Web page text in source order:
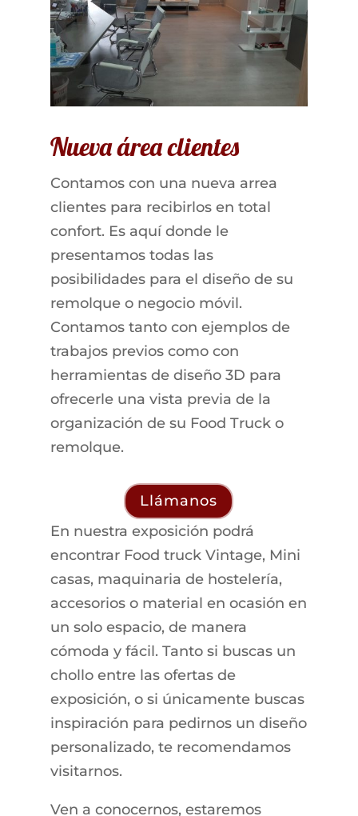
Nueva área clientes
Contamos con una nueva arrea
clientes para recibirlos en total
confort. Es aquí donde le
presentamos todas las
posibilidades para el diseño de su
remolque o negocio móvil.
Contamos tanto con ejemplos de
trabajos previos como con
herramientas de diseño 3D para
ofrecerle una vista previa de la
organización de su Food Truck o
remolque.
Llámanos
En nuestra exposición podrá
encontrar Food truck Vintage, Mini
casas, maquinaria de hostelería,
accesorios o material en ocasión en
un solo espacio, de manera
cómoda y fácil. Tanto si buscas un
chollo entre las ofertas de
exposición, o si únicamente buscas
inspiración para pedirnos un diseño
personalizado, te recomendamos
visitarnos.
Ven a conocernos, estaremos